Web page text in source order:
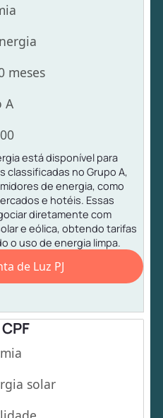
meses
A
está disponível para
classificadas no Grupo A,
de energia, como
e hotéis. Essas
diretamente com
e eólica, obtendo tarifas
o uso de energia limpa.
de Luz PJ
solar